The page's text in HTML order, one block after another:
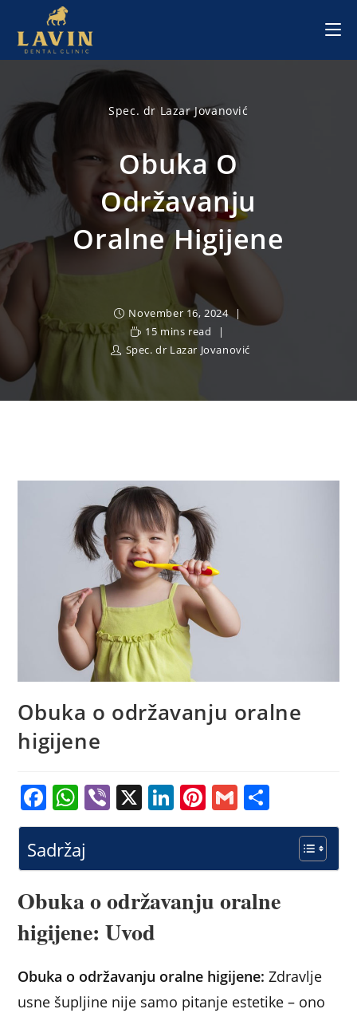
content
Spec. dr Lazar Jovanović
Obuka O
Održavanju
Oralne Higijene
November 16, 2024
15 mins read
Spec. dr Lazar Jovanović
Obuka o održavanju oralne
higijene
F
a
c
e
b
o
o
k
W
h
at
s
A
p
p
Vi
b
X Li
n
e
dI
Pi
nt
e
st
G
m
l
h
e
Sadržaj
Obuka o održavanju oralne
higijene: Uvod
Obuka o održavanju oralne higijene: Zdravlje
usne šupljine nije samo pitanje estetike – ono